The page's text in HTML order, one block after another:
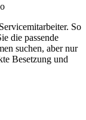
So
die passende
suchen, aber nur
Besetzung und